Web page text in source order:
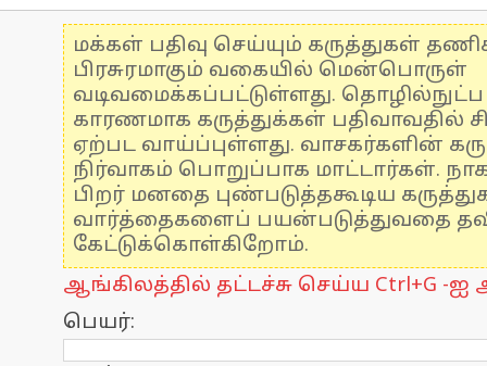
மக்கள் பதிவு செய்யும் கருத்துகள்
பிரசுரமாகும் வகையில் மென்பொருள்
வடிவமைக்கப்பட்டுள்ளது.
காரணமாக கருத்துக்கள் பதிவாவதில்
ஏற்பட வாய்ப்புள்ளது. வாசகர்களின்
நிர்வாகம் பொறுப்பாக மாட்டார்கள்.
பிறர் மனதை புண்படுத்தகூடிய
வார்த்தைகளைப் பயன்படுத்துவதை
கேட்டுக்கொள்கிறோம்.
ஆங்கிலத்தில் தட்டச்சு செய்ய Ctrl+G -ஐ
பெயர்: